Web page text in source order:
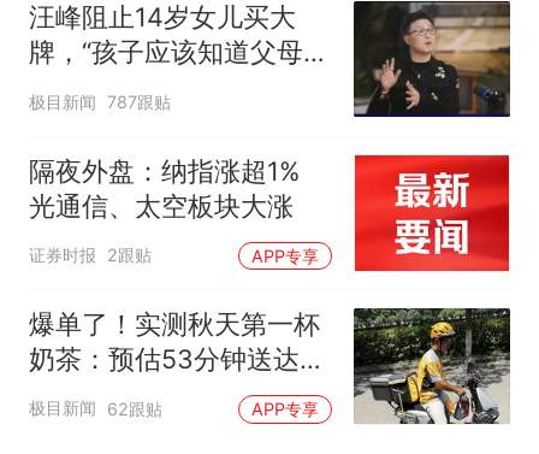
汪峰阻止14岁女儿买大
牌，“孩子应该知道父母的
不易”，称自己买衣服80%
极目新闻 787跟贴
隔夜外盘：纳指涨超1%
光通信、太空板块大涨
证券时报 2跟贴 APP专享
爆单了！实测秋天第一杯
奶茶：预估53分钟送达，
实际耗时92分钟
极目新闻 62跟贴 APP专享